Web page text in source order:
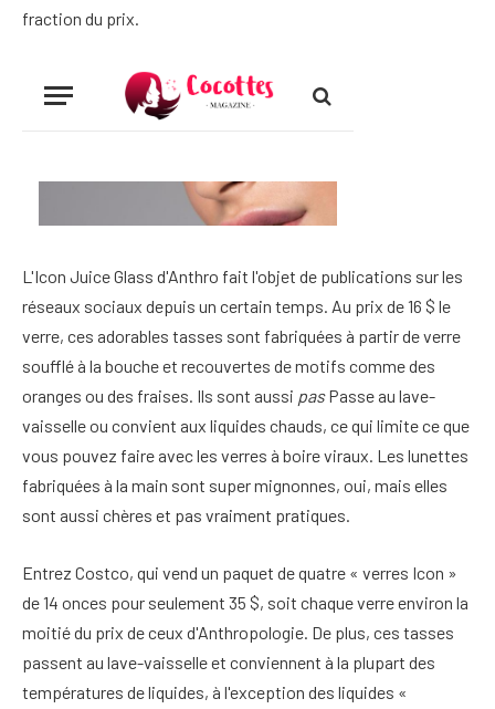
fraction du prix.
L'Icon Juice Glass d'Anthro fait l'objet de publications sur les
réseaux sociaux depuis un certain temps. Au prix de 16 $ le
verre, ces adorables tasses sont fabriquées à partir de verre
soufflé à la bouche et recouvertes de motifs comme des
oranges ou des fraises. Ils sont aussi pasPasse au lave-
vaisselle ou convient aux liquides chauds, ce qui limite ce que
vous pouvez faire avec les verres à boire viraux. Les lunettes
fabriquées à la main sont super mignonnes, oui, mais elles
sont aussi chères et pas vraiment pratiques.
Entrez Costco, qui vend un paquet de quatre « verres Icon »
de 14 onces pour seulement 35 $, soit chaque verre environ la
moitié du prix de ceux d'Anthropologie. De plus, ces tasses
passent au lave-vaisselle et conviennent à la plupart des
températures de liquides, à l'exception des liquides «